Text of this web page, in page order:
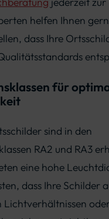
helfen Ihnen
dass Ihre
für
sind in den
RA2 und RA3
eine hohe
dass Ihre Schilder
Lichtverhältnissen